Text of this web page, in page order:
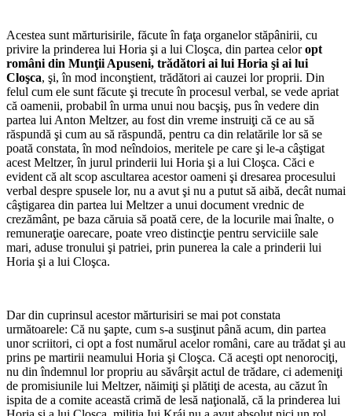
Acestea sunt mărturisirile, făcute în faţa organelor stăpânirii, cu
privire la prinderea lui Horia şi a lui Cloşca, din partea celoropt
români din Munţii Apuseni, trădători ai lui Horia şi ai lui
Cloşca, şi, în mod inconştient, trădători ai cauzei lor proprii. Din
felul cum ele sunt făcute şi trecute în procesul verbal, se vede apriat
că oamenii, probabil în urma unui nou bacşiş, pus în vedere din
partea lui Anton Meltzer, au fost din vreme instruiţi că ce au să
răspundă şi cum au să răspundă, pentru ca din relatările lor să se
poată constata, în mod neîndoios, me­ritele pe care şi le-a câştigat
acest Meltzer, în jurul prinderii lui Horia şi a lui Cloşca. Căci e
evident că alt scop ascultarea acestor oameni şi dresarea procesului
verbal despre spusele lor, nu a avut şi nu a putut să aibă, decât numai
câştigarea din partea lui Meltzer a unui document vrednic de
crezământ, pe baza căruia să poată cere, de la locurile mai înalte, o
remuneraţie oarecare, poate vreo distincţie pentru serviciile sale
mari, aduse tronului şi patriei, prin punerea la cale a prinderii lui
Horia şi a lui Cloşca.
Dar din cuprinsul acestor mărturisiri se mai pot constata
următoarele: Că nu şapte, cum s-a susţinut până acum, din partea
unor scriitori, ci opt a fost numărul acelor români, care au trădat şi au
prins pe martirii neamului Horia şi Cloşca. Că aceşti opt nenorociţi,
nu din îndemnul lor propriu au săvârşit actul de trădare, ci ademeniţi
de promisiunile lui Meltzer, năimiţi şi plătiţi de acesta, au căzut în
ispita de a comite această crimă de lesă naţională, că la prinderea lui